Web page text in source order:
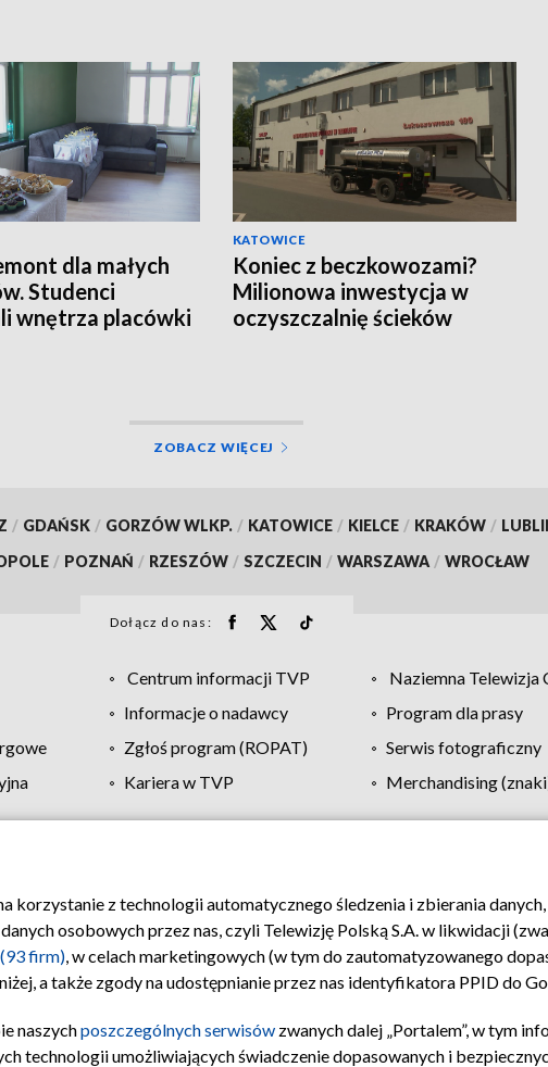
dla małych
Studenci
wnętrza placówki
KATOWICE
Koniec z beczkowozami?
Milionowa inwestycja w
oczyszczalnię ścieków
ZOBACZ WIĘCEJ
/ GDAŃSK / GORZÓW WLKP. / KATOWICE / KIELCE / KRAKÓW /
/ POZNAŃ / RZESZÓW / SZCZECIN / WARSZAWA / WROCŁAW
Dołącz do nas:
Centrum informacji TVP Naziemna Telewizja
Informacje o nadawcy
Program dla prasy
Zgłoś program (ROPAT)
Serwis fotograficzny
Kariera w TVP
Merchandising
prywatności Moje zgody Pomoc Biuro reklamy
korzystanie z technologii automatycznego śledzenia i zbierania
osobowych przez nas, czyli Telewizję Polską S.A. w likwidacji
firm), w celach marketingowych (w tym do zautomatyzowanego
a także zgody na udostępnianie przez nas identyfikatora PPID do
naszychposzczególnych serwisów zwanych dalej „Portalem”, w tym
technologii umożliwiających świadczenie dopasowanych i